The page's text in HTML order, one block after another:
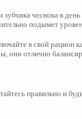
зубчика чеснока в
подымет
в свой рацион
они отлично
правильно и